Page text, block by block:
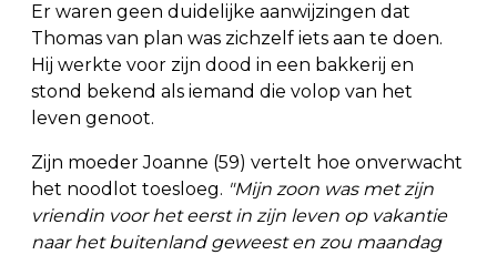
Er waren geen duidelijke aanwijzingen dat
Thomas van plan was zichzelf iets aan te doen.
Hij werkte voor zijn dood in een bakkerij en
stond bekend als iemand die volop van het
leven genoot.
Zijn moeder Joanne (59) vertelt hoe onverwacht
het noodlot toesloeg. "Mijn zoon was met zijn
vriendin voor het eerst in zijn leven op vakantie
naar het buitenland geweest en zou maandag